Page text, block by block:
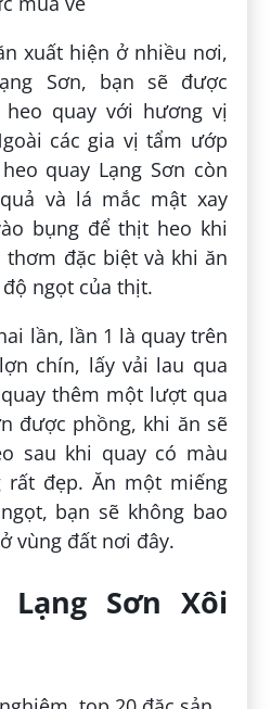
xuất hiện ở nhiều nơi,
Sơn, bạn sẽ được
quay với hương vị
các gia vị tẩm ướp
quay Lạng Sơn còn
và lá mắc mật xay
bụng để thịt heo khi
đặc biệt và khi ăn
ngọt của thịt.
lần, lần 1 là quay trên
chín, lấy vải lau qua
thêm một lượt qua
được phồng, khi ăn sẽ
sau khi quay có màu
rất đẹp. Ăn một miếng
bạn sẽ không bao
vùng đất nơi đây.
Sơn Xôi